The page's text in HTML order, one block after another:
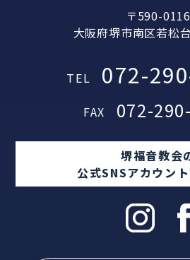
〒590-0116
大阪府堺市南区若松
TEL 072-
FAX 072-
堺福音教会
公式SNSアカウン